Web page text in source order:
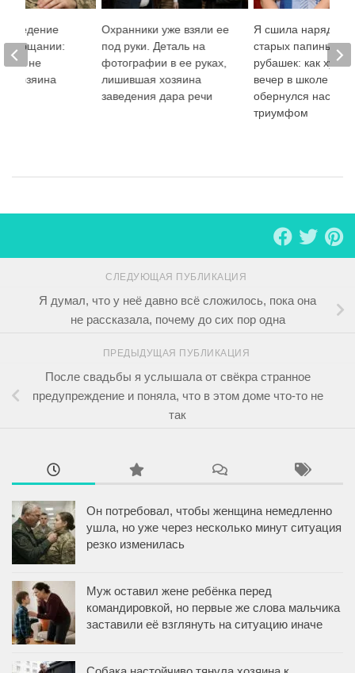
Охранники уже взяли ее
под руки. Деталь на
фотографии в ее руках,
лишившая хозяина
заведения дара речи
Я сшила наряд из
старых папиных
рубашек: как
вечер в школе
обернулся
триумфом
прощании:
не
хозяина
СЛЕДУЮЩАЯ ПУБЛИКАЦИЯ
Я думал, что у неё давно всё сложилось, пока она
не рассказала, почему до сих пор одна
ПРЕДЫДУЩАЯ ПУБЛИКАЦИЯ
После свадьбы я услышала от свёкра странное
предупреждение и поняла, что в этом доме что-то не
так
Он потребовал, чтобы женщина немедленно
ушла, но уже через несколько минут ситуация
резко изменилась
Муж оставил жене ребёнка перед
командировкой, но первые же слова мальчика
заставили её взглянуть на ситуацию иначе